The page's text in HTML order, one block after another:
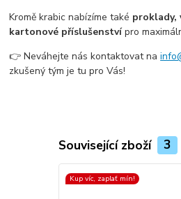
Kromě krabic nabízíme také proklady,
kartonové příslušenstvípro
👉 Neváhejte nás kontaktovat na
zkušený tým je tu pro Vás!
Související zboží 3
Kup víc, zaplať mín!